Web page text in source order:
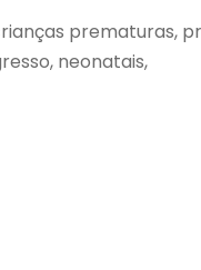
prematuras,
neonatais,